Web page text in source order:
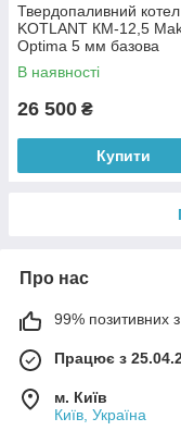
Твердопаливний котел
KOTLANT КМ-12,5
Optima 5 мм базова
комплектація
В наявності
26 500 ₴
Купити
Про нас
99% позитивних з
Працює з
м. Київ
Київ, Україна